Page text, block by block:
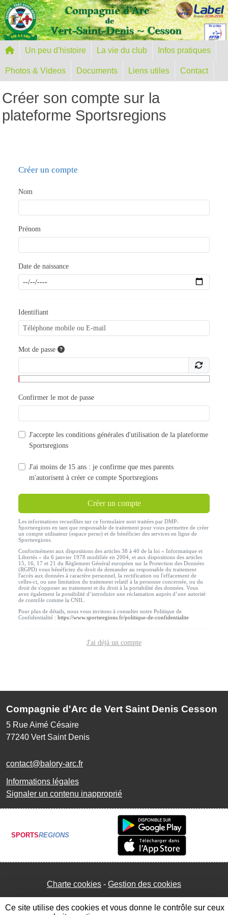
Un peu d'histoire La vie du club Infos pratiques
Photos & Videos Documents Liens utiles Contact
Créer son compte sur la
plateforme Sportsregions
Créer un compte
Nom
Prénom
Date de naissance
Identifiant
Mot de passe
Confirmer le mot de passe
J'accepte les conditions générales d'utilisation de la plateforme
Sportsregions
J'ai moins de 15 ans : je confirme que mes parents
m'autorisent à créer ce compte Sportsregions
Créer un compte
Les informations recueillies sur ce formulaire sont traitées par DMP-
Sportsregions en tant que responsable de traitement pour vous permettre de créer
un compte utilisateur (espace perso) et de bénéficier des services en ligne de
Sportsregions.
Conformément aux dispositions des articles 38 à 40 de la loi « Informatique et
Libertés » du 6 janvier 1978 modifiée en 2004, et aux dispositions des articles
15, 16, 17 et 21 du Règlement Général européen sur la Protection des Données
(RGPD) vous bénéficiez du droit de demander au responsable du traitement
l'accès aux données à caractère personnel, la rectification ou l'effacement de
celles-ci, ou une limitation du traitement relatif à la personne concernée, ou du
droit de s'opposer au traitement et du droit à la portabilité des données. Vous
avez également la possibilité d’introduire une réclamation auprès d’une autorité
de contrôle comme la CNIL.
Pour plus de détails, nous vous invitons à consulter notre Politique de
Confidentialité : https://www.sportsregions.fr/politique-de-confidentialite
J'ai déjà un compte
Compagnie d'Arc de Vert Saint Denis Cesson
5 Rue Aimé Césaire
77240 Vert Saint Denis
contact@balory-arc.fr
Informations légales
Signaler un contenu inapproprié
SPORTSREGIONS
Charte cookies Gestion des cookies
Panneau de gestion des cookies
Ce site utilise des cookies et vous donne le contrôle sur ceux